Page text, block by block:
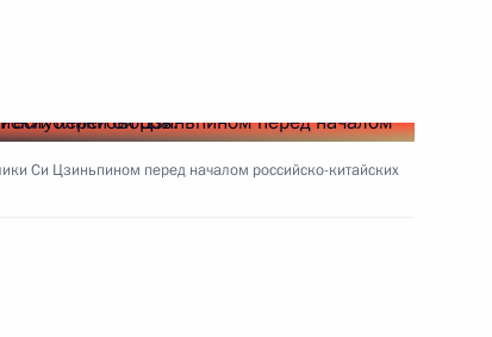
3
Си Цзиньпином перед началом российско-китайских